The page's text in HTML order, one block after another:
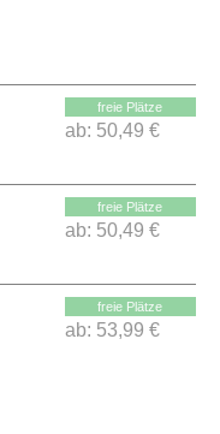
freie Plätze
ab: 50,49 €
freie Plätze
ab: 50,49 €
freie Plätze
ab: 53,99 €